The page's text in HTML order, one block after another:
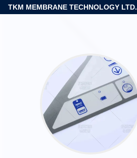
TKM MEMBRANE TECHNOLOGY LTD.